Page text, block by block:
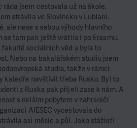
ráda jsem cestovala už na škole.
strávila ve Slovinsku v Lublani.
ale nese s sebou výhody hlavního
tam pak ještě vrátila i po Erasmu.
sociálních věd a byla to
Nebo na bakalářském studiu jsem
studia, takže v rámci
katedře navštívit třeba Rusko. Byl to
z Ruska pak přijeli zase k nám. A
s delším pobytem v zahraničí
AIESEC vycestovala do
asi měsíc a půl. Jako stážisti